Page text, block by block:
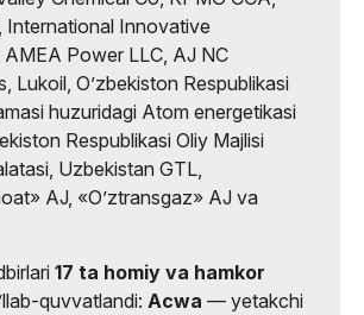
International Innovative
Power LLC, AJ NC
Lukoil, Oʼzbekiston Respublikasi
huzuridagi Atom energetikasi
Respublikasi Oliy Majlisi
Uzbekistan GTL,
AJ, «Oʼztransgaz» AJ va
17 ta homiy va hamkor
quvvatlandi: Acwa — yetakchi